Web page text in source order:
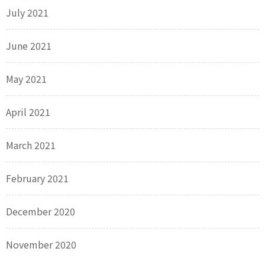
July 2021
June 2021
May 2021
April 2021
March 2021
February 2021
December 2020
November 2020